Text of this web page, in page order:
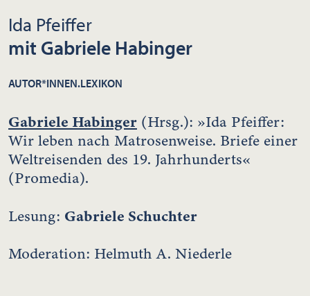
Ida Pfeiffer
mit Gabriele Habinger
AUTOR*INNEN.LEXIKON
Gabriele Habinger (Hrsg.): »Ida Pfeiffer:
Wir leben nach Matrosenweise. Briefe einer
Weltreisenden des 19. Jahrhunderts«
(Promedia).
Lesung: Gabriele Schuchter
Moderation: Helmuth A. Niederle